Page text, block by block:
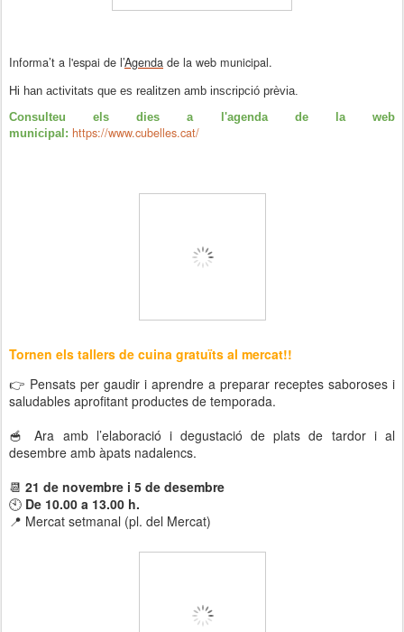
Informa’t a l'espai de l’Agenda de la web municipal.
Hi han activitats que es realitzen amb inscripció prèvia.
Consulteu els dies a l'agenda de la web
municipal: https://www.cubelles.cat/
Tornen els tallers de cuina gratuïts al mercat!!
👉 Pensats per gaudir i aprendre a preparar receptes saboroses i
saludables aprofitant productes de temporada.
🥣 Ara amb l’elaboració i degustació de plats de tardor i al
desembre amb àpats nadalencs.
📆 21 de novembre i 5 de desembre
🕙 De 10.00 a 13.00 h.
📍 Mercat setmanal (pl. del Mercat)